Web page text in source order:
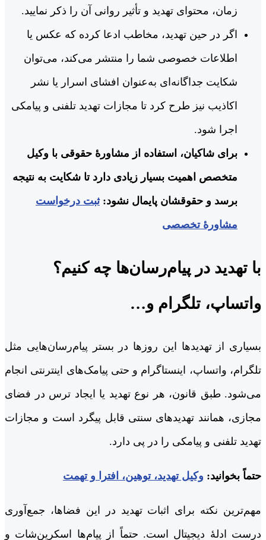
زمان، محتوای تهدید و تأثیر روانی آن را ذکر نمایید.
اگر در حین تهدید، مخاطب ادعا کرده که عکس یا
اطلاعات خصوصی شما را منتشر می‌کند، می‌توان
شکایت جداگانه‌ای به‌عنوان افشای اسرار یا نشر
اکاذیب نیز طرح کرد تا مجازات تهدید تلفنی و پیامکی
اجرا شود.
برای شاکیان، استفاده از مشاورۀ حقوقی با وکیل
متخصص اهمیت بسیار زیادی دارد تا شکایت به نتیجه
برسد و حقوقشان پایمال نشود:ثبت درخواست
مشاورۀ تخصصی
با تهدید در پیام‌رسان‌ها چه کنیم؟
واتساپ، تلگرام و…
بسیاری از تهدیدها این روزها در بستر پیام‌رسان‌هایی مثل
تلگرام، واتساپ، اینستاگرام و حتی پیامک‌های اینترنتی انجام
می‌شود. طبق قانون، هر نوع تهدید یا ایجاد ترس در فضای
مجازی، همانند تهدیدهای سنتی قابل پیگرد است و مجازات
تهدید تلفنی و پیامکی را در پی دارد.
حتماً بخوانید: وکیل تهدید، توهین، افترا و تهمت
مهم‌ترین نکته برای اثبات تهدید در این فضاها، جمع‌آوری
درست ادلۀ دیجیتال است. حتماً از پیام‌ها اسکرین‌شات و